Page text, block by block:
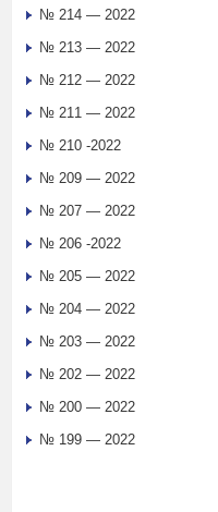
№ 214 — 2022
№ 213 — 2022
№ 212 — 2022
№ 211 — 2022
№ 210 -2022
№ 209 — 2022
№ 207 — 2022
№ 206 -2022
№ 205 — 2022
№ 204 — 2022
№ 203 — 2022
№ 202 — 2022
№ 200 — 2022
№ 199 — 2022